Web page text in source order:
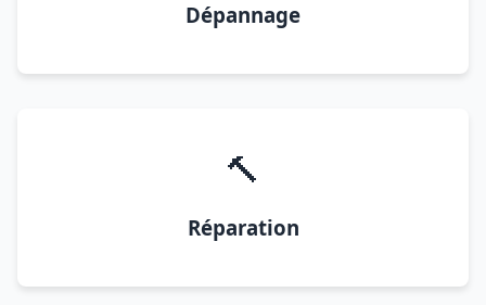
Dépannage
🔨
Réparation